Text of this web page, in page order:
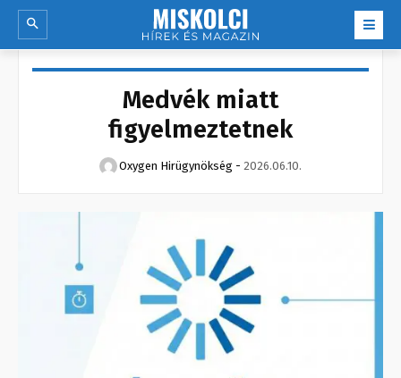
Medvék miatt
figyelmeztetnek
Oxygen Hirügynökség - 2026.06.10.